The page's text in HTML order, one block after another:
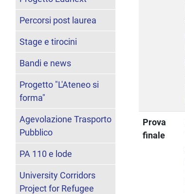
Prova
finale
Percorsi post laurea
Stage e tirocini
Bandi e news
Progetto "L'Ateneo si
forma"
Agevolazione Trasporto
Pubblico
PA 110 e lode
University Corridors
Project for Refugee